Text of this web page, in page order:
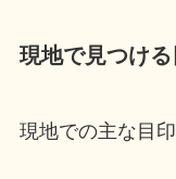
現地で見つける
現地での主な目